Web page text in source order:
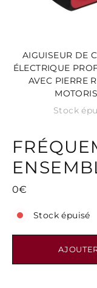
AIGUISEUR DE
ÉLECTRIQUE
AVEC PIERRE
Stock
0€
Stock épuisé